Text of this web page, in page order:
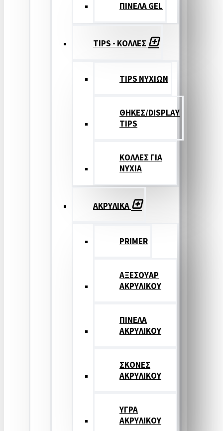
ΠΙΝΕΛΑ GEL
TIPS - ΚΟΛΛΕΣ
TIPS ΝΥΧΙΩΝ
ΘΗΚΕΣ/DISPLAY
TIPS
ΚΟΛΛΕΣ ΓΙΑ
ΝΥΧΙΑ
ΑΚΡΥΛΙΚΑ
PRIMER
ΑΞΕΣΟΥΑΡ
ΑΚΡΥΛΙΚΟΥ
ΠΙΝΕΛΑ
ΑΚΡΥΛΙΚΟΥ
ΣΚΟΝΕΣ
ΑΚΡΥΛΙΚΟΥ
ΥΓΡΑ
ΑΚΡΥΛΙΚΟΥ